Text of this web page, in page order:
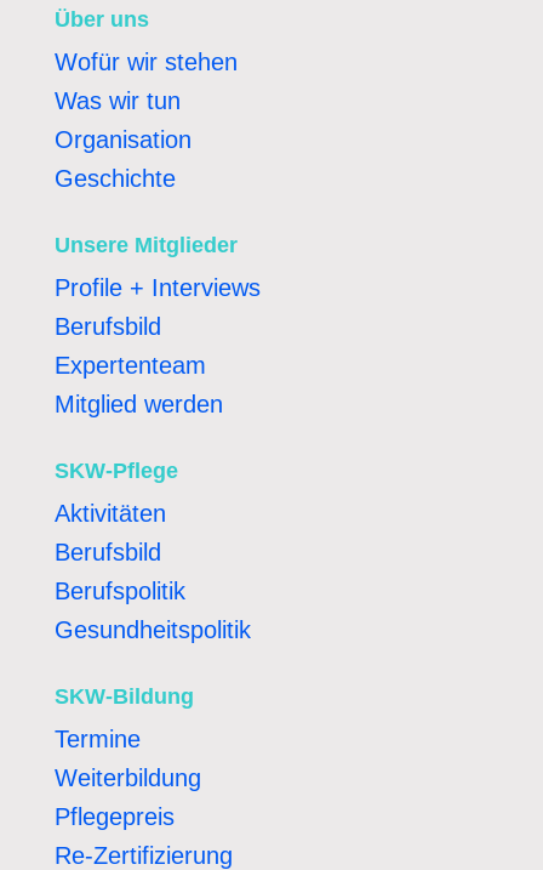
Über uns
Wofür wir stehen
Was wir tun
Organisation
Geschichte
Unsere Mitglieder
Profile + Interviews
Berufsbild
Expertenteam
Mitglied werden
SKW-Pflege
Aktivitäten
Berufsbild
Berufspolitik
Gesundheitspolitik
SKW-Bildung
Termine
Weiterbildung
Pflegepreis
Re-Zertifizierung